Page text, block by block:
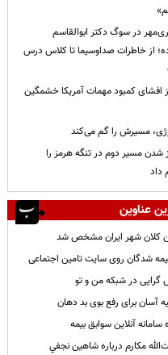
در سوگ دکتر ابوالقاسم
از خاطرات صداوسیما تا کلاس درس
افشای کمبود مهمات آمریکا خشمگین
مسیرش را گم می‌کند
شدن مسیر دوم در تنگه هرمز را
داد
عناوین
کلان شهر ایران مشخص شد
شدگان روی سایت تامین اجتماعی
در شبکه من و تو
آنلاين سوابق بیمه
مكارم درباره شاهين نجفي